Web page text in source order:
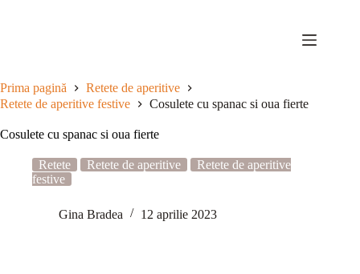
Prima pagină
Retete de aperitive
Retete de aperitive festive
Cosulete cu spanac si oua fierte
Cosulete cu spanac si oua fierte
Retete Retete de aperitive
Retete de aperitive
festive
Gina Bradea 12 aprilie 2023